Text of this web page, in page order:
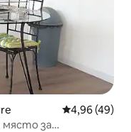
Средна
4,96 (49)
място за